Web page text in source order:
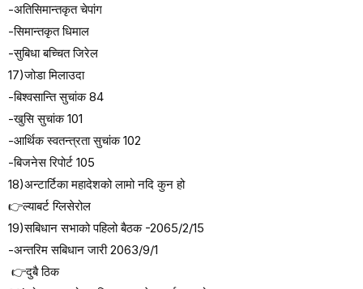
-अतिसिमान्तकृत चेपांग
-सिमान्तकृत धिमाल
-सुबिधा बच्चित जिरेल
17)जोडा मिलाउदा
-बिश्वसान्ति सुचांक 84
-खुसि सुचांक 101
-आर्थिक स्वतन्त्रता सुचांक 102
-बिजनेस रिपोर्ट 105
18)अन्टार्टिका महादेशको लामो नदि कुन हो
👉ल्याबर्ट ग्लिसेरोल
19)सबिधान सभाको पहिलो बैठक -2065/2/15
-अन्तरिम सबिधान जारी 2063/9/1
👉️दुबै ठिक